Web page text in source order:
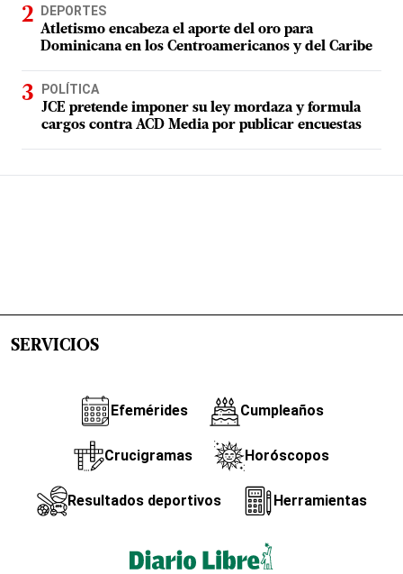
DEPORTES
Atletismo encabeza el aporte del oro para
Dominicana en los Centroamericanos y del Caribe
POLÍTICA
JCE pretende imponer su ley mordaza y formula
cargos contra ACD Media por publicar encuestas
SERVICIOS
Efemérides Cumpleaños
Crucigramas Horóscopos
Resultados deportivos Herramientas